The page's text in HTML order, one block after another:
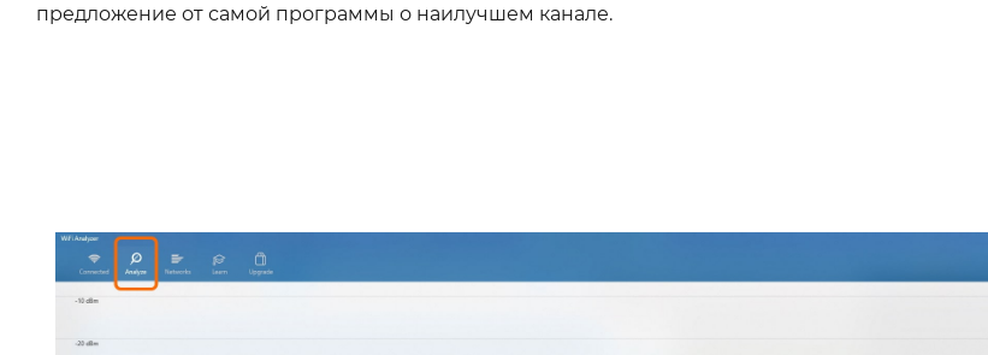
предложение от самой программы о наилучшем канале.